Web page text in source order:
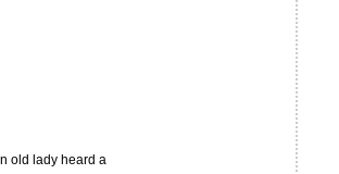
old lady heard a